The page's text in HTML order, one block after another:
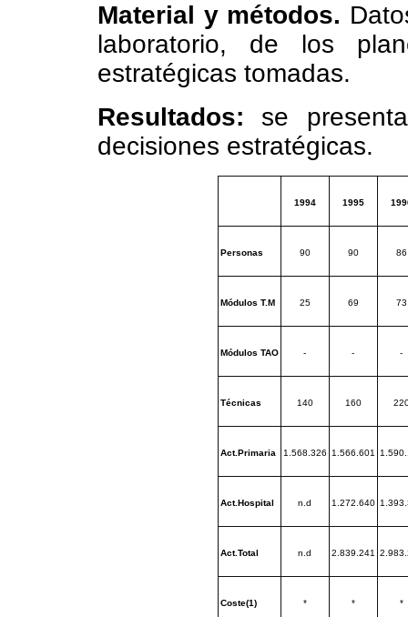
Material y métodos.
laboratorio, de los
estratégicas tomadas.
Resultados: se
decisiones estratégicas.
1994 1995
Personas 90 90 86
Módulos T.M 25 69 73
Módulos TAO - - -
Técnicas 140 160
Act.Primaria 1.568.326 1.566.601
Act.Hospital n.d 1.272.640
Act.Total n.d 2.839.241
Coste(1) * * *